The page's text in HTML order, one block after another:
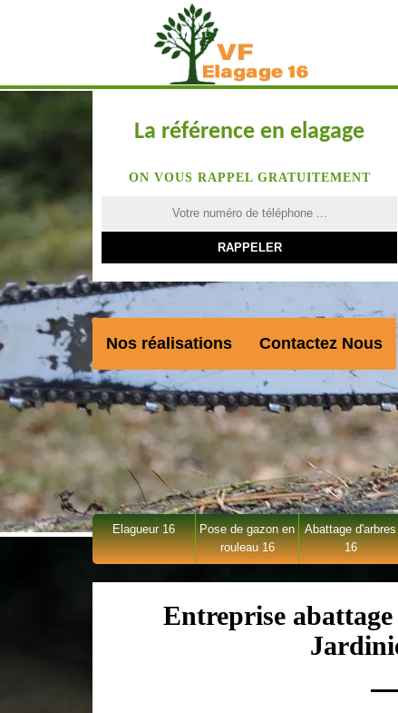
La référence en elagage
ON VOUS RAPPEL GRATUITEMENT
Nos réalisations Contactez Nous
Elagueur 16
Pose de gazon en
rouleau 16
Abattage d'arbres
16
Entreprise